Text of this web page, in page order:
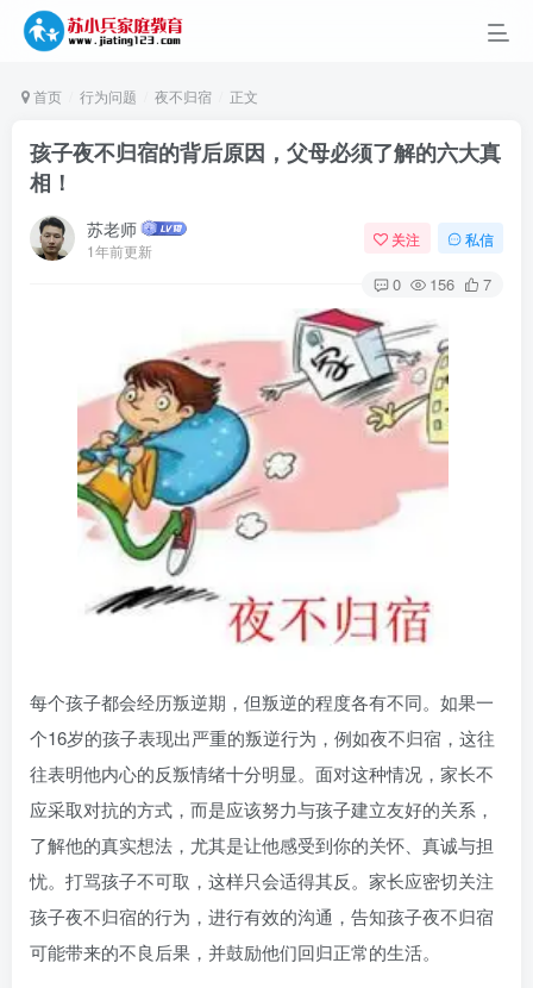
首页 行为问题 夜不归宿 正文
孩子夜不归宿的背后原因，父母必须了解的六大真
相！
苏老师
1年前更新
关注 私信
0 156 7
每个孩子都会经历叛逆期，但叛逆的程度各有不同。如果一
个16岁的孩子表现出严重的叛逆行为，例如夜不归宿，这往
往表明他内心的反叛情绪十分明显。面对这种情况，家长不
应采取对抗的方式，而是应该努力与孩子建立友好的关系，
了解他的真实想法，尤其是让他感受到你的关怀、真诚与担
忧。打骂孩子不可取，这样只会适得其反。家长应密切关注
孩子夜不归宿的行为，进行有效的沟通，告知孩子夜不归宿
可能带来的不良后果，并鼓励他们回归正常的生活。